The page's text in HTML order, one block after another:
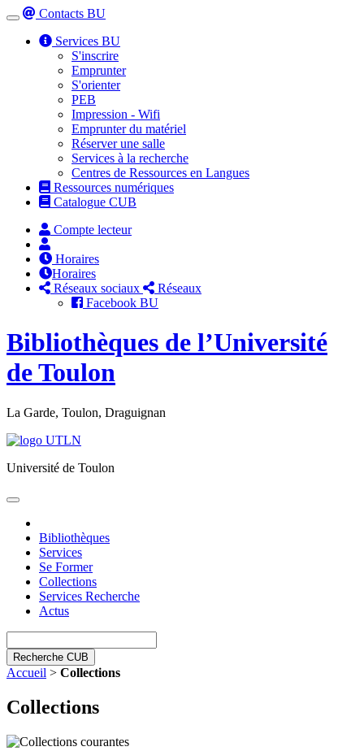
Toggle
navigation
Contacts BU
Services BU
S'inscrire
Emprunter
S'orienter
PEB
Impression - Wifi
Emprunter du matériel
Réserver une salle
Services à la recherche
Centres de Ressources en Langues
Ressources numériques
Catalogue CUB
Compte lecteur
Horaires
Horaires
Réseaux sociaux
Réseaux
Facebook BU
Bibliothèques de l’Université
de Toulon
La Garde, Toulon, Draguignan
Université de Toulon
Toggle
Bibliothèques
Services
Se Former
Collections
Services Recherche
Actus
Recherche CUB
Accueil > Collections
Collections